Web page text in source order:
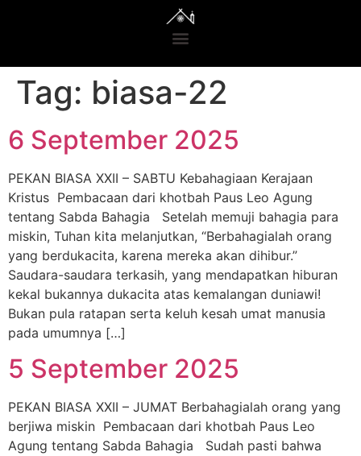
Tag: biasa-22
6 September 2025
PEKAN BIASA XXII – SABTU Kebahagiaan Kerajaan
Kristus Pembacaan dari khotbah Paus Leo Agung
tentang Sabda Bahagia Setelah memuji bahagia para
miskin, Tuhan kita melanjutkan, “Berbahagialah orang
yang berdukacita, karena mereka akan dihibur.”
Saudara-saudara terkasih, yang mendapatkan hiburan
kekal bukannya dukacita atas kemalangan duniawi!
Bukan pula ratapan serta keluh kesah umat manusia
pada umumnya […]
5 September 2025
PEKAN BIASA XXII – JUMAT Berbahagialah orang yang
berjiwa miskin Pembacaan dari khotbah Paus Leo
Agung tentang Sabda Bahagia Sudah pasti bahwa